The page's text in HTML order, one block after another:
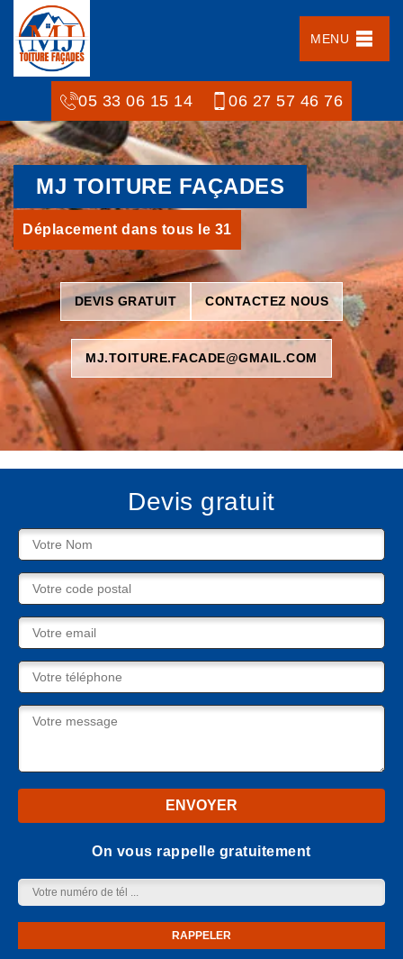
MENU
05 33 06 15 14 06 27 57 46 76
MJ TOITURE FAÇADES
Déplacement dans tous le 31
DEVIS GRATUIT CONTACTEZ NOUS
MJ.TOITURE.FACADE@GMAIL.COM
Devis gratuit
On vous rappelle gratuitement